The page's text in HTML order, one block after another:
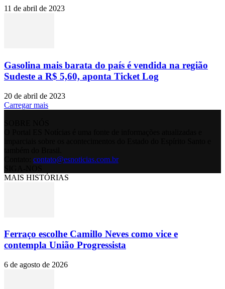
11 de abril de 2023
Gasolina mais barata do país é vendida na região
Sudeste a R$ 5,60, aponta Ticket Log
20 de abril de 2023
Carregar mais
contato@esnoticias.com.br
MAIS HISTÓRIAS
Ferraço escolhe Camillo Neves como vice e
contempla União Progressista
6 de agosto de 2026